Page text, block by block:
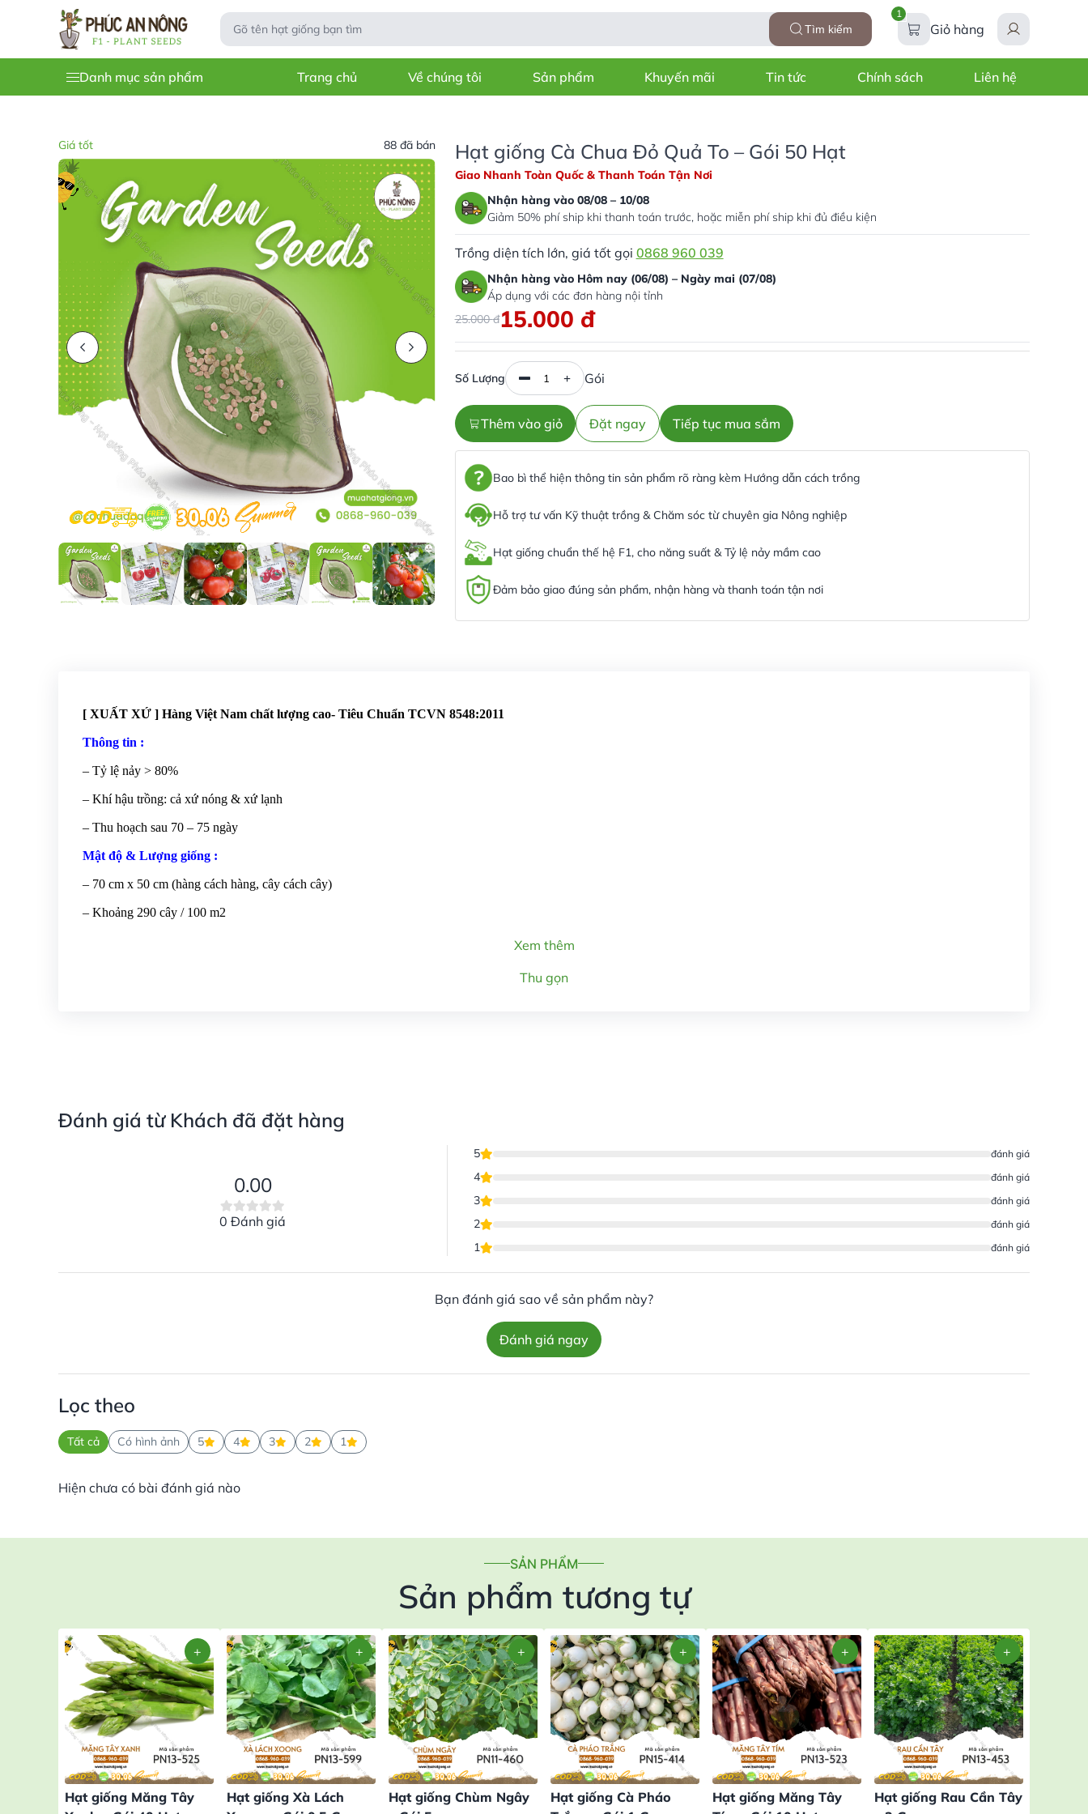
Tìm kiếm
1
Giỏ hàng
Danh mục sản phẩm Trang chủ Về chúng tôi Sản phẩm Khuyến mãi Tin tức Chính sách Liên hệ
Giá tốt 88 đã bán Hạt giống Cà Chua Đỏ Quả To – Gói 50 Hạt
Giao Nhanh Toàn Quốc & Thanh Toán Tận Nơi
Nhận hàng vào 08/08 – 10/08
Giảm 50% phí ship khi thanh toán trước, hoặc miễn phí ship khi đủ điều kiện
Trồng diện tích lớn, giá tốt gọi 0868 960 039
Nhận hàng vào Hôm nay (06/08) – Ngày mai (07/08)
Áp dụng với các đơn hàng nội tỉnh
25.000đ15.000 đ
Số Lượng Gói
Thêm vào giỏ Đặt ngay Tiếp tục mua sắm
Bao bì thể hiện thông tin sản phẩm rõ ràng kèm Hướng dẫn cách trồng
Hỗ trợ tư vấn Kỹ thuật trồng & Chăm sóc từ chuyên gia Nông nghiệp
Hạt giống chuẩn thế hệ F1, cho năng suất & Tỷ lệ nảy mầm cao
Đảm bảo giao đúng sản phẩm, nhận hàng và thanh toán tận nơi
[ XUẤT XỨ ] Hàng Việt Nam chất lượng cao- Tiêu Chuẩn TCVN 8548:2011
Thông tin :
– Tỷ lệ nảy > 80%
– Khí hậu trồng: cả xứ nóng & xứ lạnh
– Thu hoạch sau 70 – 75 ngày
Mật độ & Lượng giống :
– 70 cm x 50 cm (hàng cách hàng, cây cách cây)
– Khoảng 290 cây / 100 m2
Xem thêm
Thu gọn
Đánh giá từ Khách đã đặt hàng
0.00
0 Đánh giá
5 đánh giá
4 đánh giá
3 đánh giá
2 đánh giá
1 đánh giá
Bạn đánh giá sao về sản phẩm này?
Đánh giá ngay
Lọc theo
Tất cả Có hình ảnh 5 4 3 2 1
Hiện chưa có bài đánh giá nào
SẢN PHẨM
Sản phẩm tương tự
Hạt giống Măng Tây
Hạt giống Xà Lách
Hạt giống Chùm Ngây
Hạt giống Cà Pháo
Hạt giống Măng Tây
Hạt giống Rau Cần Tây